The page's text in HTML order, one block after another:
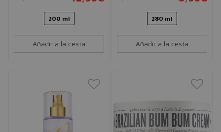
200 ml
Añadir a la cesta
280 ml
Añadir a la cesta